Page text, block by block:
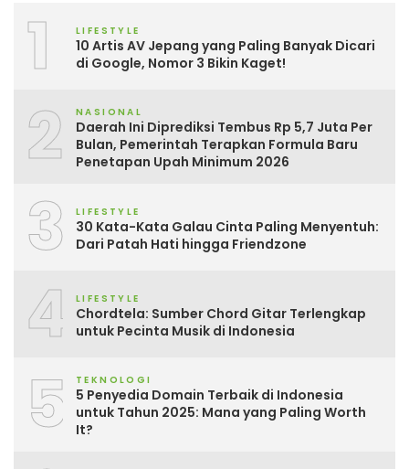
1 LIFESTYLE
10 Artis AV Jepang yang Paling Banyak Dicari
di Google, Nomor 3 Bikin Kaget!
2 NASIONAL
Daerah Ini Diprediksi Tembus Rp 5,7 Juta Per
Bulan, Pemerintah Terapkan Formula Baru
Penetapan Upah Minimum 2026
3 LIFESTYLE
30 Kata-Kata Galau Cinta Paling Menyentuh:
Dari Patah Hati hingga Friendzone
4 LIFESTYLE
Chordtela: Sumber Chord Gitar Terlengkap
untuk Pecinta Musik di Indonesia
5 TEKNOLOGI
5 Penyedia Domain Terbaik di Indonesia
untuk Tahun 2025: Mana yang Paling Worth
It?